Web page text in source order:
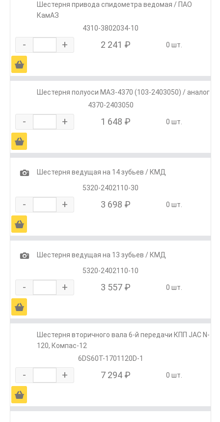
Шестерня привода спидометра ведомая / ПАО
КамАЗ
4310-3802034-10
- + 2 241 ₽ 0 шт.
Ä
Шестерня полуоси МАЗ-4370 (103-2403050) / аналог
4370-2403050
- + 1 648 ₽ 0 шт.
Ä
1
Шестерня ведущая на 14 зубьев / КМД
5320-2402110-30
- + 3 698 ₽ 0 шт.
Ä
1
Шестерня ведущая на 13 зубьев / КМД
5320-2402110-10
- + 3 557 ₽ 0 шт.
Ä
Шестерня вторичного вала 6-й передачи КПП JAC N-
120, Компас-12
6DS60T-1701120D-1
- + 7 294 ₽ 0 шт.
Ä